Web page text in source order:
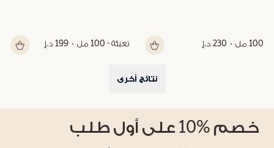
100 مل 230 د.إ تعبئة - 100 مل 199 د.إ
نتائج أخرى
خصم %10 على أول طلب